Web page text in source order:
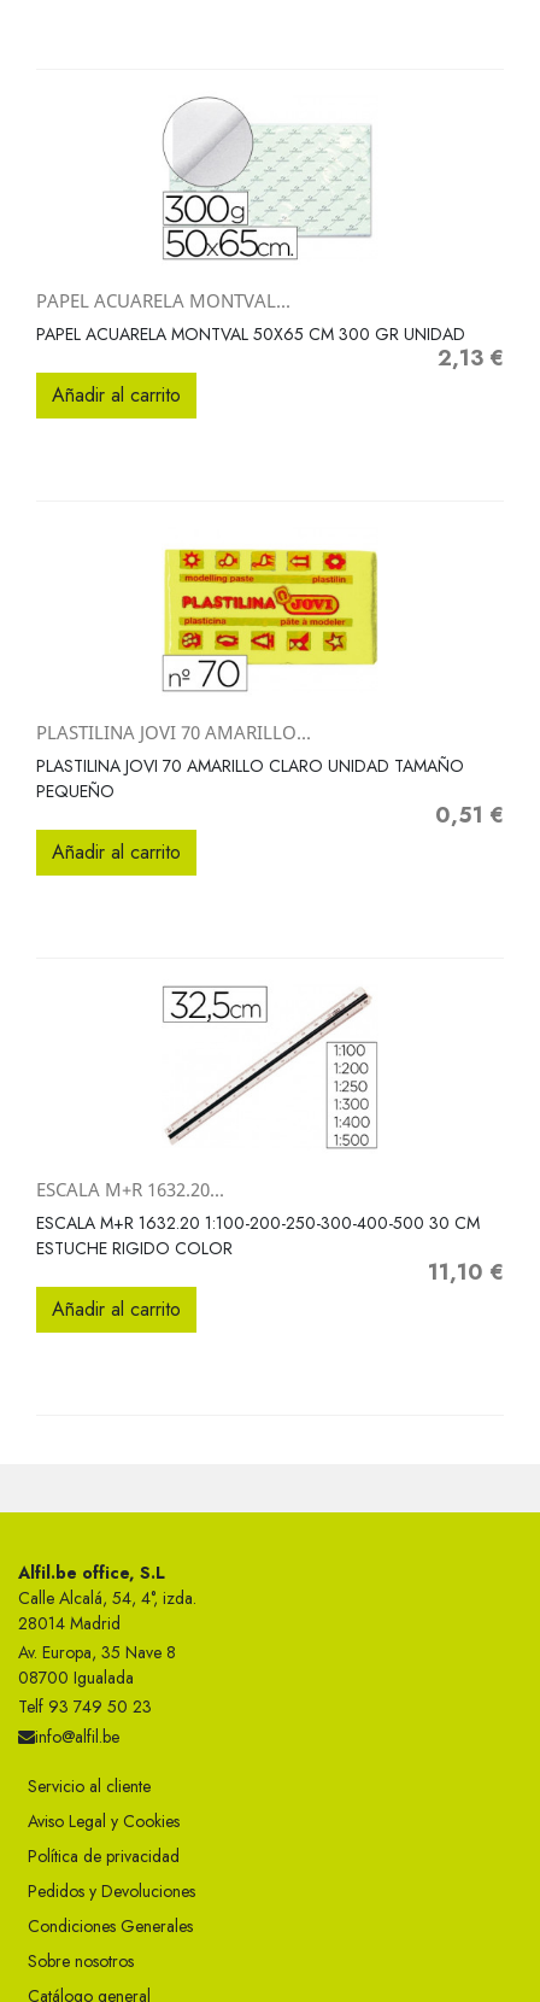
PAPEL ACUARELA MONTVAL...
PAPEL ACUARELA MONTVAL 50X65 CM 300 GR UNIDAD
Precio
2,13 €
Añadir al carrito
PLASTILINA JOVI 70 AMARILLO...
PLASTILINA JOVI 70 AMARILLO CLARO UNIDAD TAMAÑO
PEQUEÑO
Precio
0,51 €
Añadir al carrito
ESCALA M+R 1632.20...
ESCALA M+R 1632.20 1:100-200-250-300-400-500 30 CM
ESTUCHE RIGIDO COLOR
Precio
11,10 €
Añadir al carrito
Alfil.be office, S.L
Calle Alcalá, 54, 4°, izda.
28014 Madrid
Av. Europa, 35 Nave 8
08700 Igualada
Telf 93 749 50 23
info@alfil.be
Servicio al cliente
Aviso Legal y Cookies
Política de privacidad
Pedidos y Devoluciones
Condiciones Generales
Sobre nosotros
Catálogo general